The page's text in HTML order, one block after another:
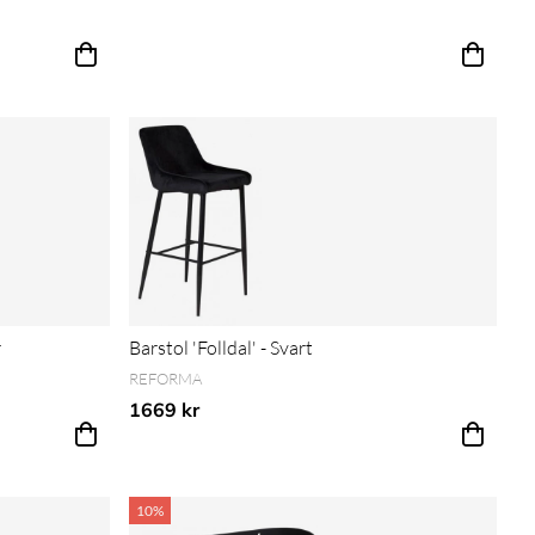
Barstol 'Folldal' - Svart
REFORMA
1669 kr
10%